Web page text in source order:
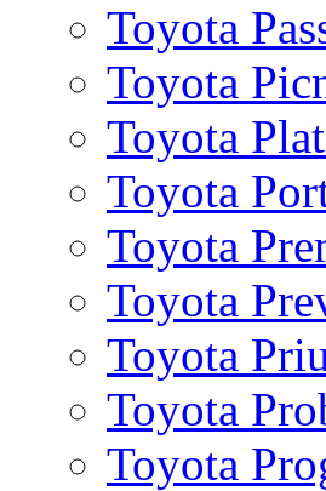
Toyota
Toyota
Toyota
Toyota
Toyota
Toyota
Toyota
Toyota
Toyota